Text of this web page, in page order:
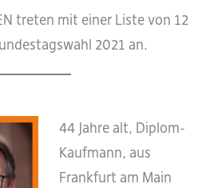
treten mit einer Liste von 12
2021 an.
44 Jahre alt, Diplom-
Kaufmann, aus
Frankfurt am Main